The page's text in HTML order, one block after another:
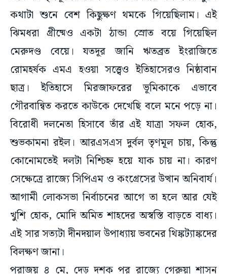
ঝিমধরা গ্রীষ্মেও একটা ঠান্ডা স্রোত বয়ে গিয়েছিল
মেরুদণ্ড বেয়ে। যতদূর জানি ঋতব্রত ইংরাজিতে
রোমহর্ষক এমএ হওয়া সত্ত্বেও ইতিহাসেরও নিষ্ঠাবান
ছাত্র। ইতিহাসে মিরজাফরের ভূমিকাকে এভাবে
গৌরবান্বিত করতে কাউকে দেখেছি বলে মনে পড়ে না।
বিরোধী দলনেতা হিসাবে তাঁর এই যাত্রা সফল হোক,
শুভকামনা রইল। আরএসএস দুর্বল তৃণমূল চায়, কিন্তু
কোনোমতেই দলটা নিশ্চিহ্ন হয়ে যাক চায় না। কারণ
সেক্ষেত্রে রাজ্যে সিপিএম ও কংগ্রেসের উত্থান অনিবার্য।
আগামী লোকসভা নির্বাচনের আগে তা হলে আর যেই
খুশি হোক, মোদি অমিত শাহদের অস্বস্তি বাড়তে বাধ্য।
এই সার সত্যটা দীনদয়াল উপাধ্যায় ভবনের থিঙ্কট্যাঙ্কদের
বিলক্ষণ জানা।
পরাজয় ৪ মে, দেড় দশক পর রাজ্যে গেরুয়া শাসন
প্রতিষ্ঠা ৯ মে। আর দলের রাশ মমতার হাতছাড়া হয়ে গেল